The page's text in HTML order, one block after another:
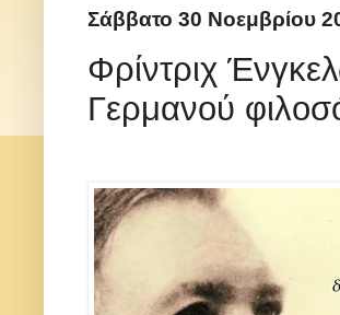
Σάββατο 30 Νοεμβρίου
Φρίντριχ
Γερμανού